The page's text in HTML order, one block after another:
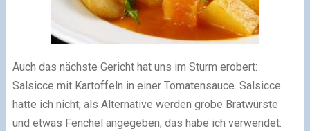
Auch das nächste Gericht hat uns im Sturm erobert:
Salsicce mit Kartoffeln in einer Tomatensauce. Salsicce
hatte ich nicht; als Alternative werden grobe Bratwürste
und etwas Fenchel angegeben, das habe ich verwendet.